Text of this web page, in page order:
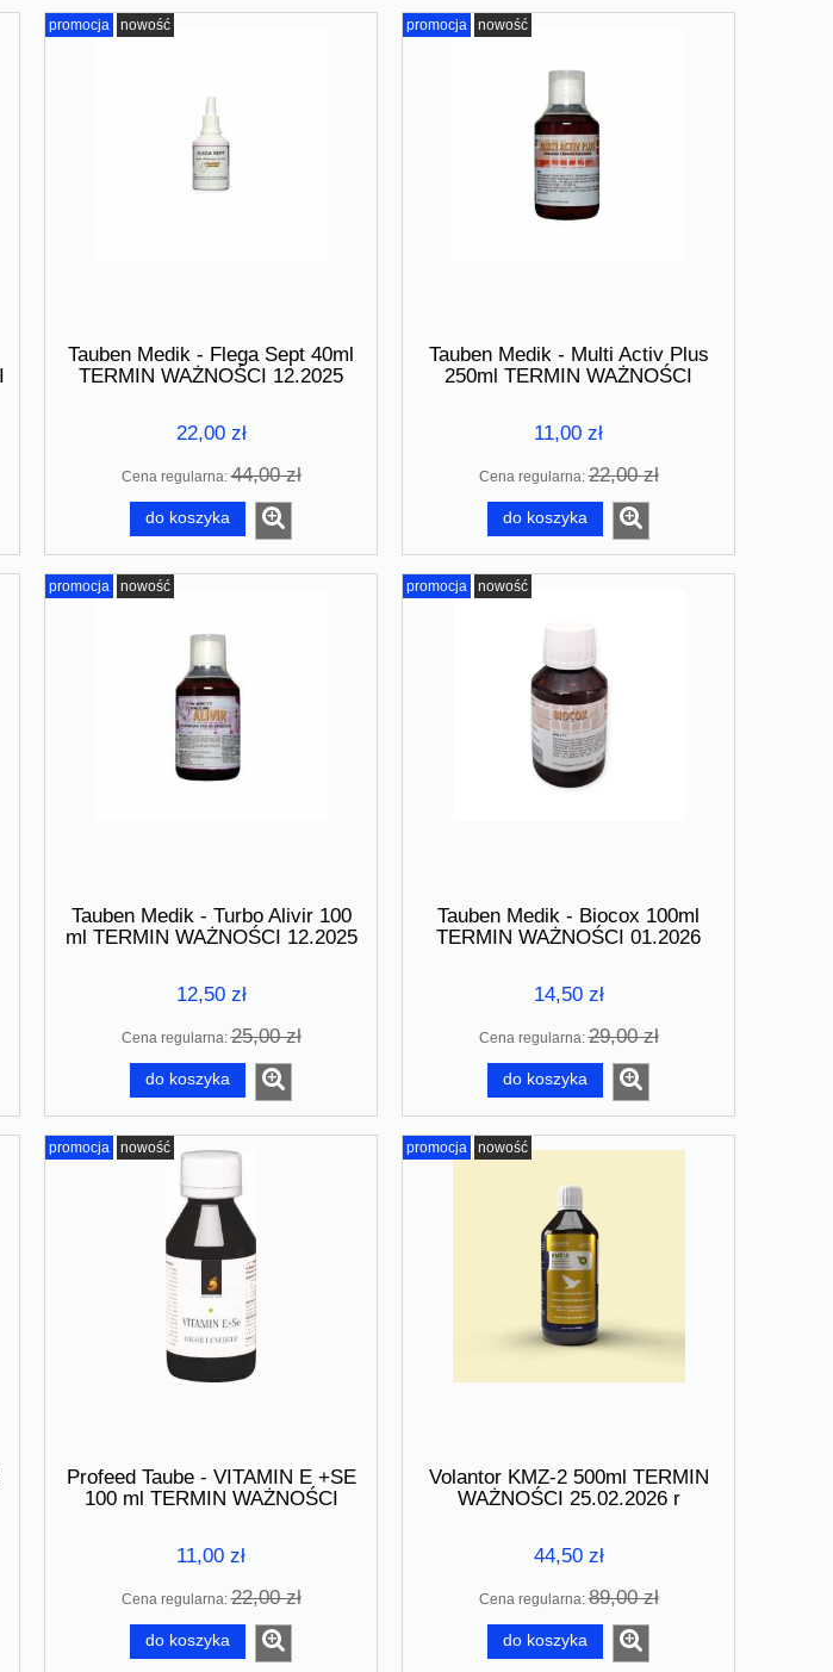
Tauben Medik - Izo Plus 250ml
TERMIN WAŻNOŚCI 01.2026
do koszyka
92,00 zł
do koszyka
69,00 zł
do koszyka
Profeed Taube - KONTRA WORM
100 ml TERMIN WAŻNOŚCI 07.2026
17,25 zł
do koszyka
Volantor - Higienizator do woliery i
gołębnika 1000ml TERMIN
98,00 zł
do koszyka
Volantor
Tauben Medik - Flega Sept 40ml
TERMIN WAŻNOŚCI 12.2025
22,00 zł
Cena regularna:44,00 zł
do koszyka
promocja nowość
Tauben Medik - Multi Activ Plus
250ml TERMIN WAŻNOŚCI
11,00 zł
Cena regularna:22,00 zł
do koszyka
promocja nowość
Tauben Medik - Turbo Alivir 100
ml TERMIN WAŻNOŚCI 12.2025
12,50 zł
Cena regularna:25,00 zł
do koszyka
promocja nowość
Tauben Medik - Biocox 100ml
TERMIN WAŻNOŚCI 01.2026
14,50 zł
Cena regularna:29,00 zł
do koszyka
promocja nowość
Profeed Taube - VITAMIN E +SE
100 ml TERMIN WAŻNOŚCI
11,00 zł
Cena regularna:22,00 zł
do koszyka
promocja nowość
Volantor KMZ-2 500ml TERMIN
WAŻNOŚCI 25.02.2026 r
44,50 zł
Cena regularna:89,00 zł
do koszyka
promocja nowość